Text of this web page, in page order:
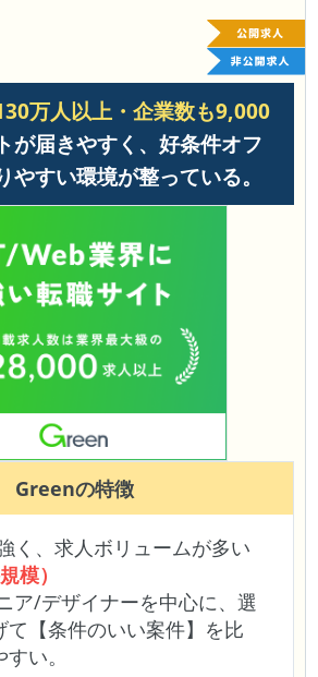
万人以上・企業数も9,000
が届きやすく、好条件オフ
やすい環境が整っている。
Greenの特徴
く、求人ボリュームが多い
模）
ア/デザイナーを中心に、選
て【条件のいい案件】を比
い。